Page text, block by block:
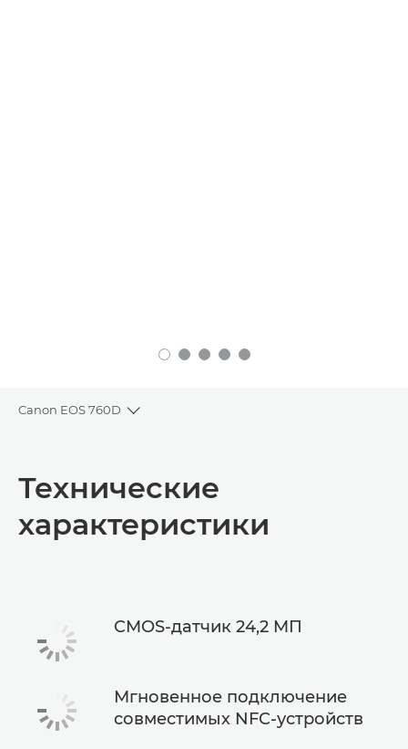
Canon EOS 760D
Toggle breadcrumbs
Технические характеристики
Технические
характеристики
CMOS-датчик 24,2 MП
Мгновенное подключение
совместимых NFC-устройств